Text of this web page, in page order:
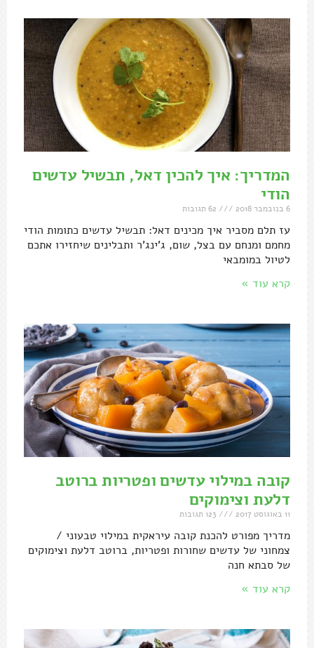
המדריך: איך להכין דאל, תבשיל עדשים
הודי
6 בנובמבר 2018
עז תלם מסביר איך מכינים דאל: תבשיל עדשים כתומות הודי
מחמם ומנחם עם בצל, שום, ג'ינג'ר ותבלינים שיחזירו אתכם
לטיול במומבאי
קרא עוד »
קובה במילוי עדשים ופטריות ברוטב
דלעת וצימוקים
11 באוגוסט 2017
מדריך מפורט להכנת קובה עיראקית במילוי טבעוני /
צמחוני של עדשים שחורות ופטריות, ברוטב דלעת וצימוקים
של סבתא חנה
קרא עוד »